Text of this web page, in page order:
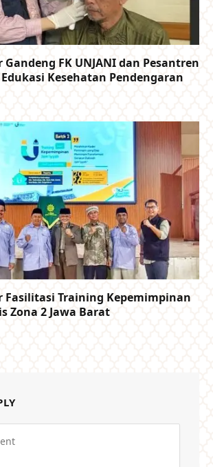
Gandeng FK UNJANI dan Pesantren
Edukasi Kesehatan Pendengaran
Fasilitasi Training Kepemimpinan
Zona 2 Jawa Barat